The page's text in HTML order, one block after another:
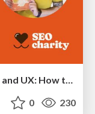
SEOcharity - Dark patterns in SEO and UX: How to avoid them and build a more ethical web
0 230